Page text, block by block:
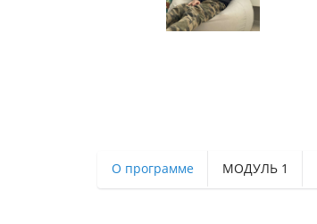
О программе МОДУЛЬ 1